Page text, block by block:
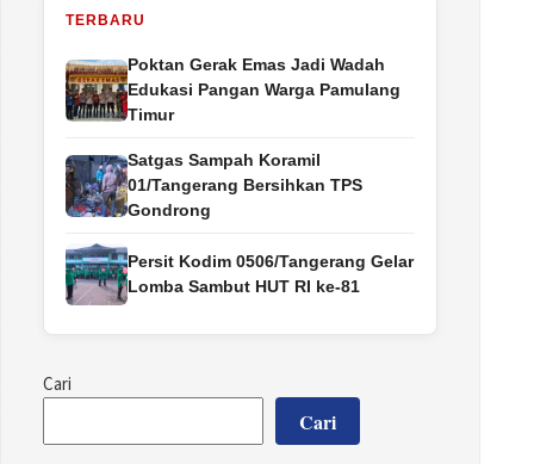
TERBARU
Poktan Gerak Emas Jadi Wadah
Edukasi Pangan Warga Pamulang
Timur
Satgas Sampah Koramil
01/Tangerang Bersihkan TPS
Gondrong
Persit Kodim 0506/Tangerang Gelar
Lomba Sambut HUT RI ke-81
Cari
Cari